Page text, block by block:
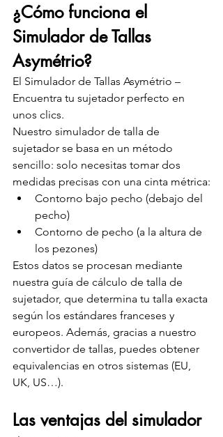
¿Cómo funciona el
Simulador de Tallas
Asymétrio?
El Simulador de Tallas Asymétrio –
Encuentra tu sujetador perfecto en
unos clics.
Nuestro simulador de talla de
sujetador se basa en un método
sencillo: solo necesitas tomar dos
medidas precisas con una cinta métrica:
Contorno bajo pecho (debajo del
pecho)
Contorno de pecho (a la altura de
los pezones)
Estos datos se procesan mediante
nuestra guía de cálculo de talla de
sujetador, que determina tu talla exacta
según los estándares franceses y
europeos. Además, gracias a nuestro
convertidor de tallas, puedes obtener
equivalencias en otros sistemas (EU,
UK, US…).
Las ventajas del simulador